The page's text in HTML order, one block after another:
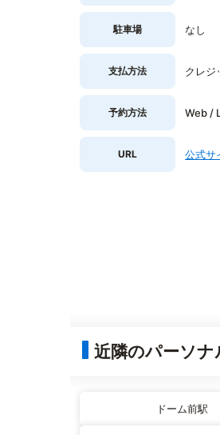
駐車場 なし
支払方法 クレジ
予約方法 Web /
URL 公式サ
近隣のパーソ
ドーム前駅